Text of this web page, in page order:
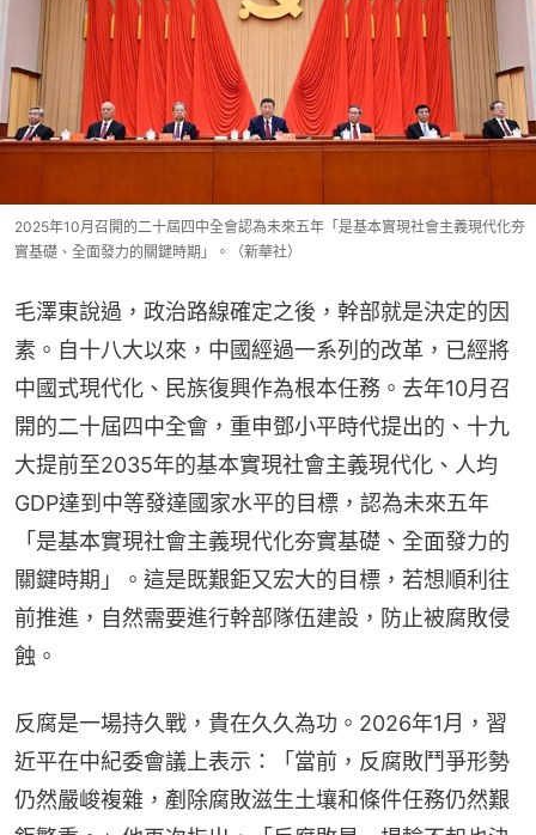
2025年10月召開的二十屆四中全會認為未來五年「是基本實現社會主義現代化夯
實基礎、全面發力的關鍵時期」。（新華社）
毛澤東說過，政治路線確定之後，幹部就是決定的因
素。自十八大以來，中國經過一系列的改革，已經將
中國式現代化、民族復興作為根本任務。去年10月召
開的二十屆四中全會，重申鄧小平時代提出的、十九
大提前至2035年的基本實現社會主義現代化、人均
GDP達到中等發達國家水平的目標，認為未來五年
「是基本實現社會主義現代化夯實基礎、全面發力的
關鍵時期」。這是既艱鉅又宏大的目標，若想順利往
前推進，自然需要進行幹部隊伍建設，防止被腐敗侵
蝕。
反腐是一場持久戰，貴在久久為功。2026年1月，習
近平在中紀委會議上表示：「當前，反腐敗鬥爭形勢
仍然嚴峻複雜，剷除腐敗滋生土壤和條件任務仍然艱